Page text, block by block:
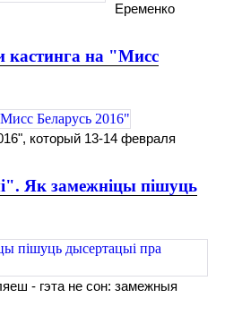
Еременко
кастинга на "Мисс
который 13-14 февраля
Як замежніцы пішуць
- гэта не сон: замежныя